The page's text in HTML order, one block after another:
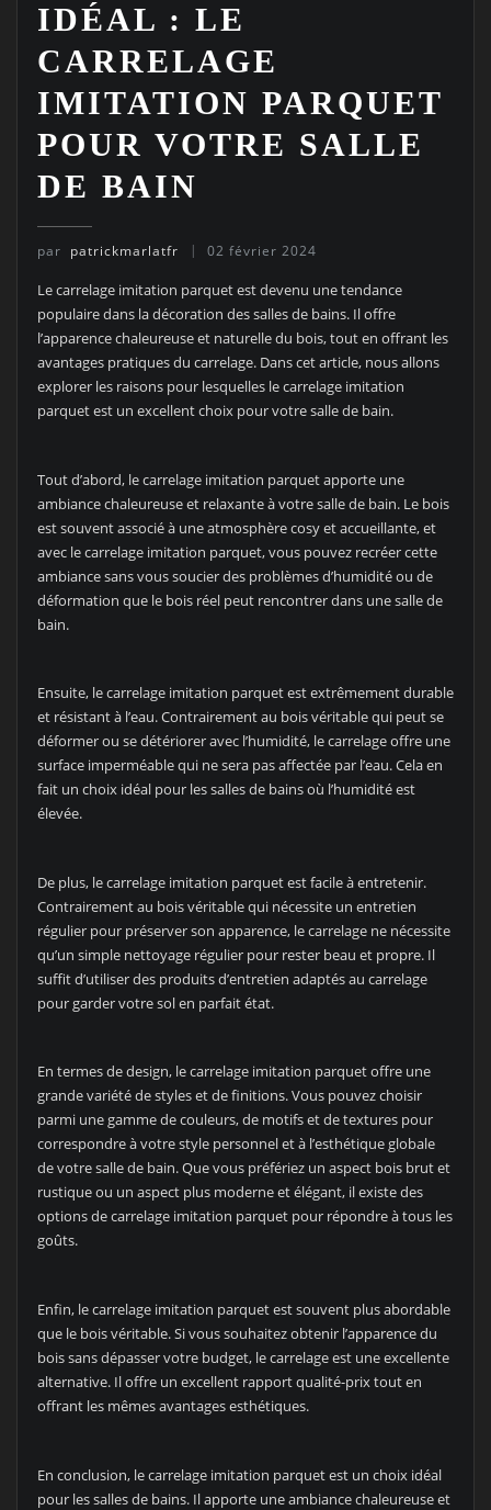
IDÉAL : LE
CARRELAGE
IMITATION PARQUET
POUR VOTRE SALLE
DE BAIN
par patrickmarlatfr 02 février 2024
Le carrelage imitation parquet est devenu une tendance
populaire dans la décoration des salles de bains. Il offre
l’apparence chaleureuse et naturelle du bois, tout en offrant les
avantages pratiques du carrelage. Dans cet article, nous allons
explorer les raisons pour lesquelles le carrelage imitation
parquet est un excellent choix pour votre salle de bain.
Tout d’abord, le carrelage imitation parquet apporte une
ambiance chaleureuse et relaxante à votre salle de bain. Le bois
est souvent associé à une atmosphère cosy et accueillante, et
avec le carrelage imitation parquet, vous pouvez recréer cette
ambiance sans vous soucier des problèmes d’humidité ou de
déformation que le bois réel peut rencontrer dans une salle de
bain.
Ensuite, le carrelage imitation parquet est extrêmement durable
et résistant à l’eau. Contrairement au bois véritable qui peut se
déformer ou se détériorer avec l’humidité, le carrelage offre une
surface imperméable qui ne sera pas affectée par l’eau. Cela en
fait un choix idéal pour les salles de bains où l’humidité est
élevée.
De plus, le carrelage imitation parquet est facile à entretenir.
Contrairement au bois véritable qui nécessite un entretien
régulier pour préserver son apparence, le carrelage ne nécessite
qu’un simple nettoyage régulier pour rester beau et propre. Il
suffit d’utiliser des produits d’entretien adaptés au carrelage
pour garder votre sol en parfait état.
En termes de design, le carrelage imitation parquet offre une
grande variété de styles et de finitions. Vous pouvez choisir
parmi une gamme de couleurs, de motifs et de textures pour
correspondre à votre style personnel et à l’esthétique globale
de votre salle de bain. Que vous préfériez un aspect bois brut et
rustique ou un aspect plus moderne et élégant, il existe des
options de carrelage imitation parquet pour répondre à tous les
goûts.
Enfin, le carrelage imitation parquet est souvent plus abordable
que le bois véritable. Si vous souhaitez obtenir l’apparence du
bois sans dépasser votre budget, le carrelage est une excellente
alternative. Il offre un excellent rapport qualité-prix tout en
offrant les mêmes avantages esthétiques.
En conclusion, le carrelage imitation parquet est un choix idéal
pour les salles de bains. Il apporte une ambiance chaleureuse et